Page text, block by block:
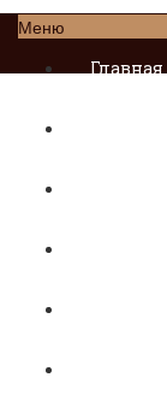
Меню
Главная